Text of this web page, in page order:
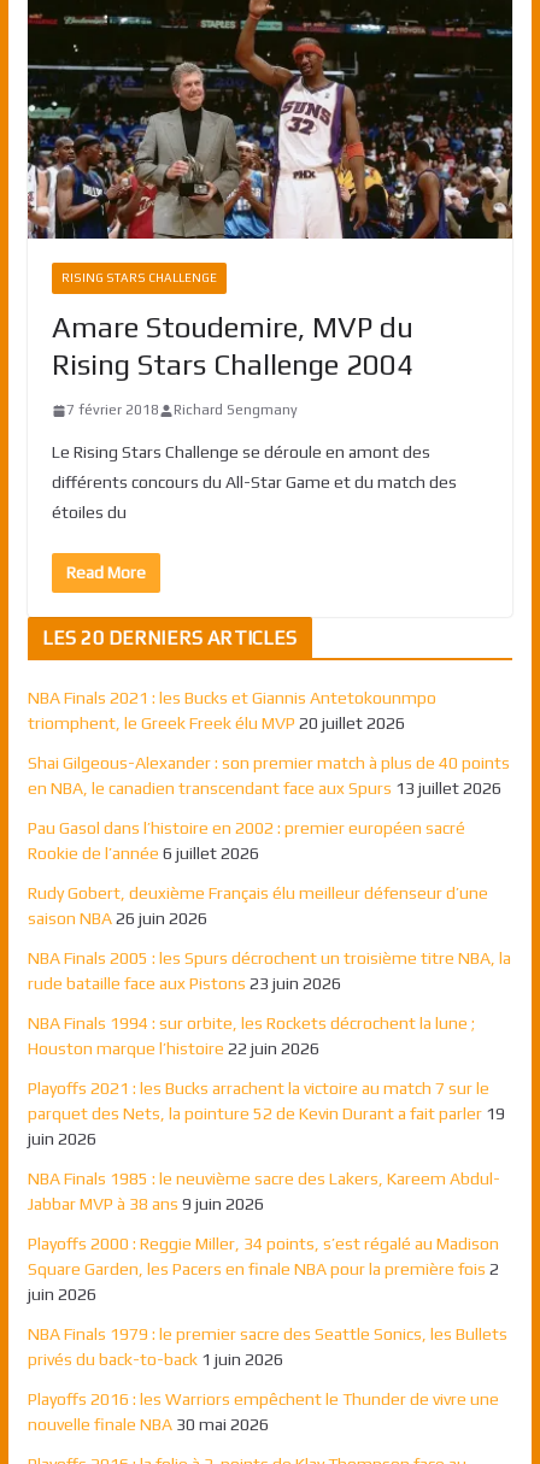
RISING STARS CHALLENGE
Amare Stoudemire, MVP du
Rising Stars Challenge 2004
7 février 2018 Richard Sengmany
Le Rising Stars Challenge se déroule en amont des
différents concours du All-Star Game et du match des
étoiles du
Read More
LES 20 DERNIERS ARTICLES
NBA Finals 2021 : les Bucks et Giannis Antetokounmpo
triomphent, le Greek Freek élu MVP 20 juillet 2026
Shai Gilgeous-Alexander : son premier match à plus de 40 points
en NBA, le canadien transcendant face aux Spurs 13 juillet 2026
Pau Gasol dans l’histoire en 2002 : premier européen sacré
Rookie de l’année 6 juillet 2026
Rudy Gobert, deuxième Français élu meilleur défenseur d’une
saison NBA 26 juin 2026
NBA Finals 2005 : les Spurs décrochent un troisième titre NBA, la
rude bataille face aux Pistons 23 juin 2026
NBA Finals 1994 : sur orbite, les Rockets décrochent la lune ;
Houston marque l’histoire 22 juin 2026
Playoffs 2021 : les Bucks arrachent la victoire au match 7 sur le
parquet des Nets, la pointure 52 de Kevin Durant a fait parler 19
juin 2026
NBA Finals 1985 : le neuvième sacre des Lakers, Kareem Abdul-
Jabbar MVP à 38 ans 9 juin 2026
Playoffs 2000 : Reggie Miller, 34 points, s’est régalé au Madison
Square Garden, les Pacers en finale NBA pour la première fois 2
juin 2026
NBA Finals 1979 : le premier sacre des Seattle Sonics, les Bullets
privés du back-to-back 1 juin 2026
Playoffs 2016 : les Warriors empêchent le Thunder de vivre une
nouvelle finale NBA 30 mai 2026